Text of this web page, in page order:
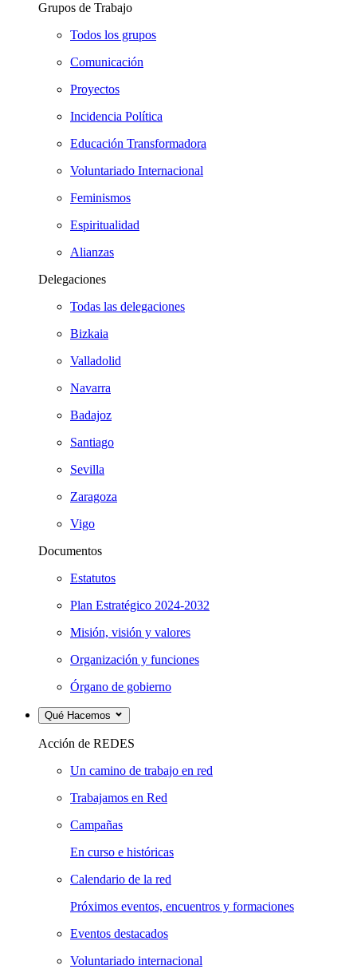
Grupos de Trabajo
Todos los grupos
Comunicación
Proyectos
Incidencia Política
Educación Transformadora
Voluntariado Internacional
Feminismos
Espiritualidad
Alianzas
Delegaciones
Todas las delegaciones
Bizkaia
Valladolid
Navarra
Badajoz
Santiago
Sevilla
Zaragoza
Vigo
Documentos
Estatutos
Plan Estratégico 2024-2032
Misión, visión y valores
Organización y funciones
Órgano de gobierno
Qué Hacemos
Acción de REDES
Un camino de trabajo en red
Trabajamos en Red
Campañas
En curso e históricas
Calendario de la red
Próximos eventos, encuentros y formaciones
Eventos destacados
Voluntariado internacional